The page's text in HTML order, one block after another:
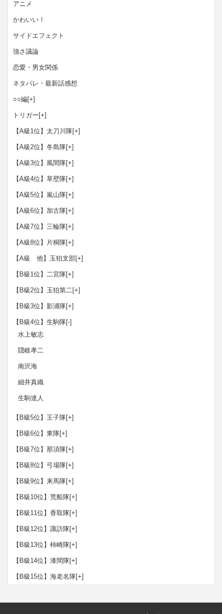
アニメ
かわいい！
サイドエフェクト
強さ議論
恋愛・男女関係
ネタバレ・最新話感想
○○編[+]
トリガー [+]
【A級1位】太刀川隊[+]
【A級2位】冬島隊[+]
【A級3位】風間隊[+]
【A級4位】草壁隊[+]
【A級5位】嵐山隊[+]
【A級6位】加古隊[+]
【A級7位】三輪隊[+]
【A級8位】片桐隊[+]
【A級 他】玉狛支部[+]
【B級1位】二宮隊[+]
【B級2位】玉狛第二[+]
【B級3位】影浦隊[+]
【B級4位】生駒隊[-]
水上敏志
隠岐孝二
南沢海
細井真織
生駒達人
【B級5位】王子隊[+]
【B級6位】東隊[+]
【B級7位】那須隊[+]
【B級8位】弓場隊[+]
【B級9位】来馬隊[+]
【B級10位】荒船隊[+]
【B級11位】香取隊[+]
【B級12位】諏訪隊[+]
【B級13位】柿崎隊[+]
【B級14位】漆間隊[+]
【B級15位】海老名隊[+]